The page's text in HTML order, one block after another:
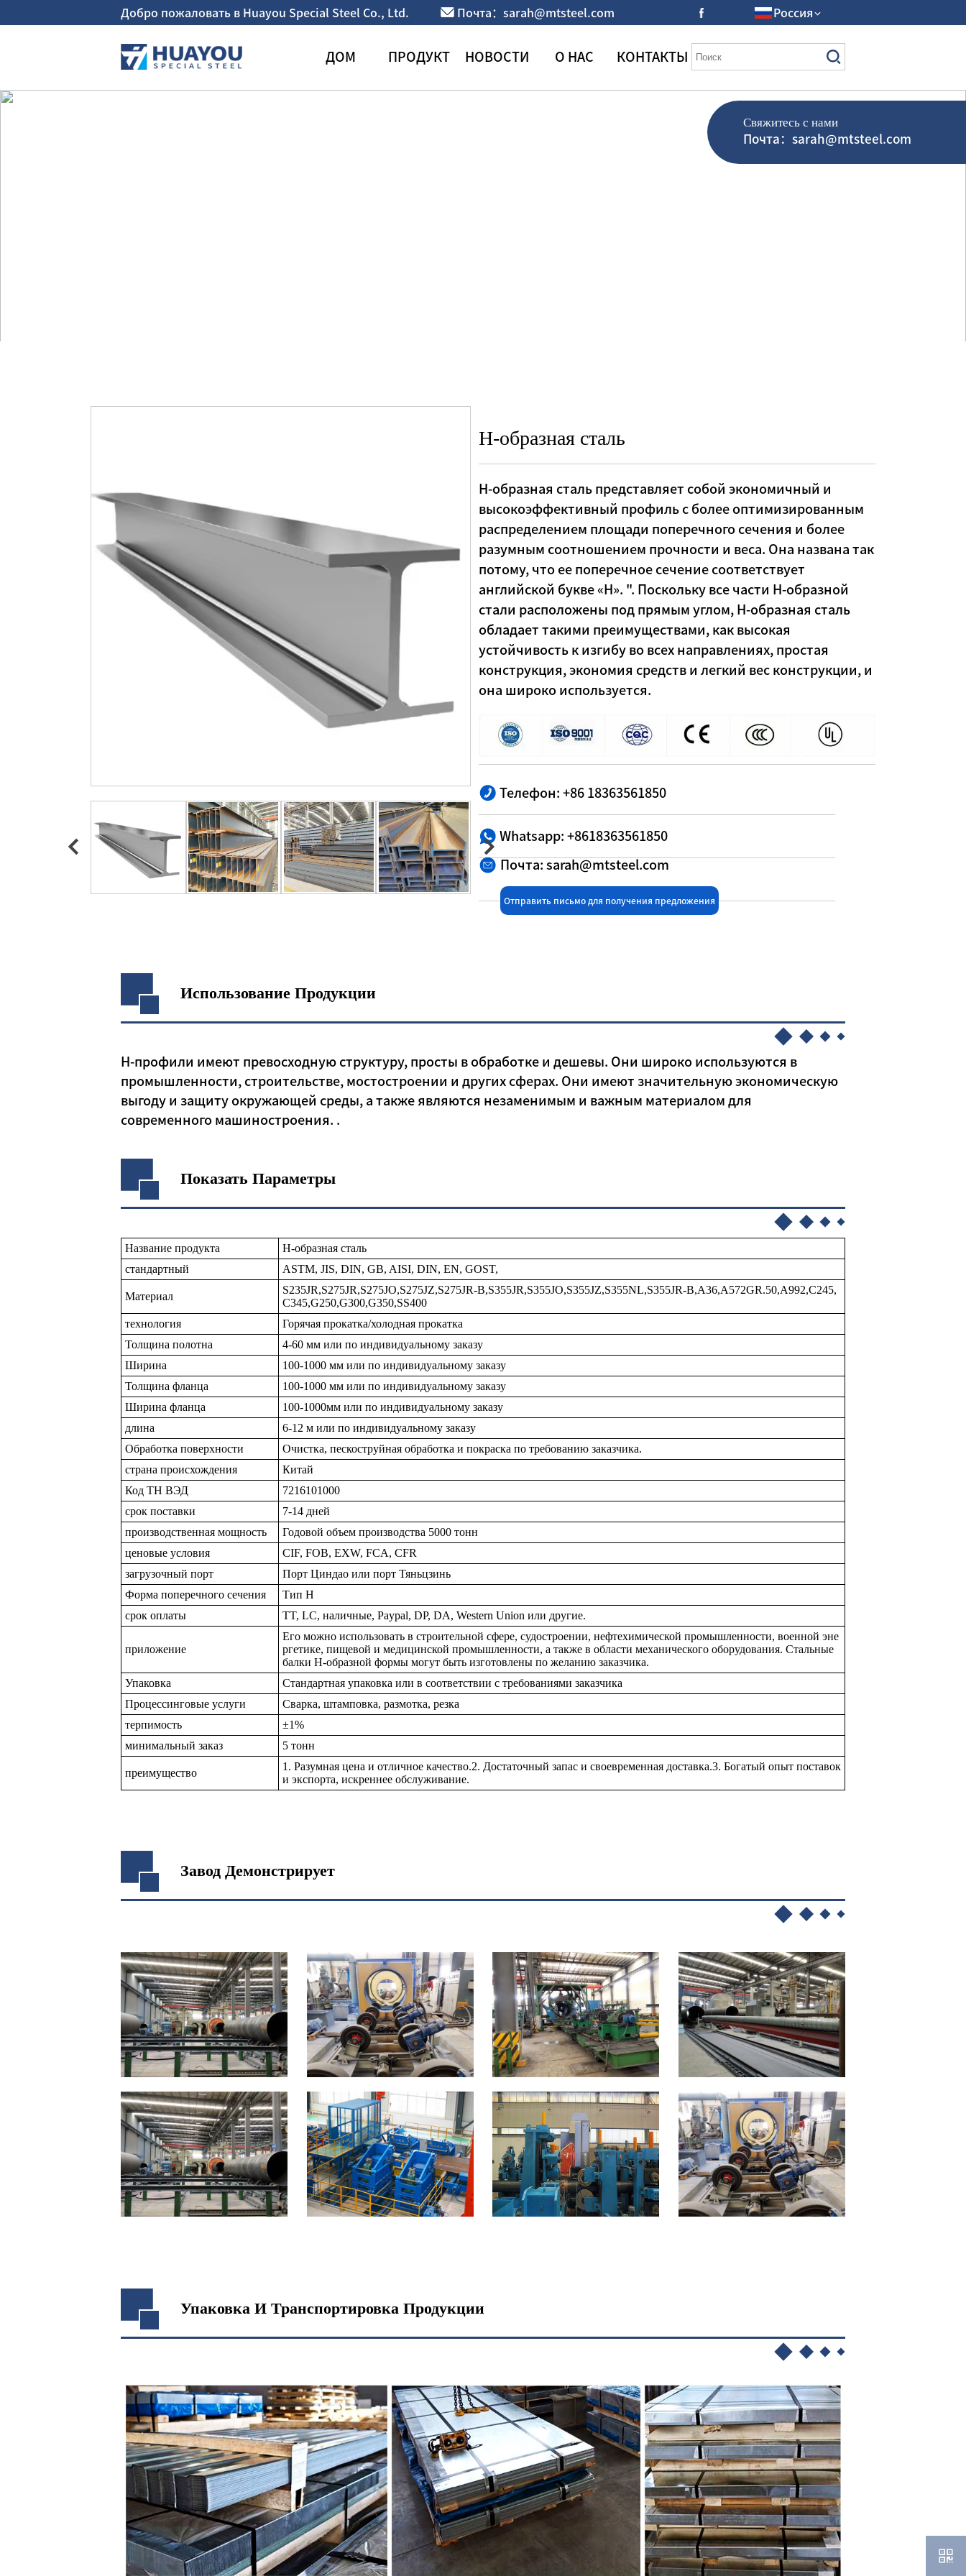
Добро пожаловать в Huayou Special Steel Co., Ltd. Почта：sarah@mtsteel.com Россия
ДОМ ПРОДУКТ НОВОСТИ О НАС КОНТАКТЫ
Свяжитесь с нами
Почта：sarah@mtsteel.com
Н-образная сталь
Н-образная сталь представляет собой экономичный и
высокоэффективный профиль с более оптимизированным
распределением площади поперечного сечения и более
разумным соотношением прочности и веса. Она названа так
потому, что ее поперечное сечение соответствует
английской букве «H». ". Поскольку все части H-образной
стали расположены под прямым углом, H-образная сталь
обладает такими преимуществами, как высокая
устойчивость к изгибу во всех направлениях, простая
конструкция, экономия средств и легкий вес конструкции, и
она широко используется.
Телефон: +86 18363561850
Whatsapp: +8618363561850
Почта: sarah@mtsteel.com
Отправить письмо для получения предложения
Использование Продукции
Н-профили имеют превосходную структуру, просты в обработке и дешевы. Они широко используются в
промышленности, строительстве, мостостроении и других сферах. Они имеют значительную экономическую
выгоду и защиту окружающей среды, а также являются незаменимым и важным материалом для
современного машиностроения. .
Показать Параметры
Название продукта
Н-образная сталь
стандартный
ASTM, JIS, DIN, GB, AISI, DIN, EN, GOST,
Материал
S235JR,S275JR,S275JO,S275JZ,S275JR-B,S355JR,S355JO,S355JZ,S355NL,S355JR-B,A36,A572GR.50,A992,C245,
C345,G250,G300,G350,SS400
технология
Горячая прокатка/холодная прокатка
Толщина полотна
4-60 мм или по индивидуальному заказу
Ширина
100-1000 мм или по индивидуальному заказу
Толщина фланца
100-1000 мм или по индивидуальному заказу
Ширина фланца
100-1000мм или по индивидуальному заказу
длина
6-12 м или по индивидуальному заказу
Обработка поверхности
Очистка, пескоструйная обработка и покраска по требованию заказчика.
страна происхождения
Китай
Код ТН ВЭД
7216101000
срок поставки
7-14 дней
производственная мощность
Годовой объем производства 5000 тонн
ценовые условия
CIF, FOB, EXW, FCA, CFR
загрузочный порт
Порт Циндао или порт Тяньцзинь
Форма поперечного сечения
Тип Н
срок оплаты
TT, LC, наличные, Paypal, DP, DA, Western Union или другие.
приложение
Его можно использовать в строительной сфере, судостроении, нефтехимической промышленности, военной эне
ргетике, пищевой и медицинской промышленности, а также в области механического оборудования. Стальные
балки Н-образной формы могут быть изготовлены по желанию заказчика.
Упаковка
Стандартная упаковка или в соответствии с требованиями заказчика
Процессинговые услуги
Сварка, штамповка, размотка, резка
терпимость
±1%
минимальный заказ
5 тонн
преимущество
1. Разумная цена и отличное качество.2. Достаточный запас и своевременная доставка.3. Богатый опыт поставок
и экспорта, искреннее обслуживание.
Завод Демонстрирует
Упаковка И Транспортировка Продукции